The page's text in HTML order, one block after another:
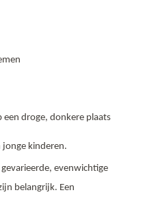
droge, donkere plaats
jonge kinderen.
evenwichtige
belangrijk. Een